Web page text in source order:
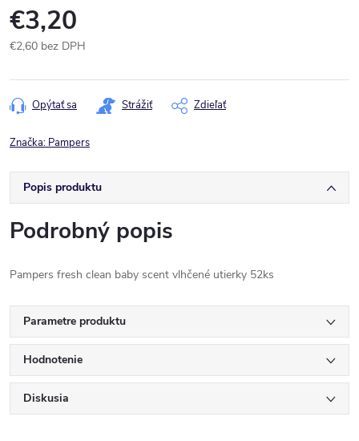
€3,20
€2,60 bez DPH
cena:
Opýtať sa Strážiť Zdieľať
Značka: Pampers
Popis produktu
Podrobný popis
Pampers fresh clean baby scent vlhčené utierky 52ks
Parametre produktu
Hodnotenie
Diskusia